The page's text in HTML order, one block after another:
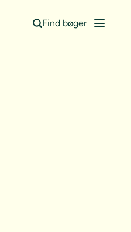
Find bøger